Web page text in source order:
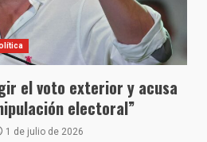
el voto exterior y acusa
electoral”
1 de julio de 2026